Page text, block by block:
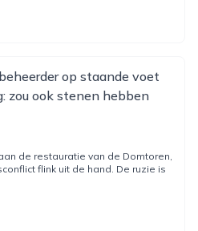
op staande voet
zou ook stenen hebben
de restauratie van de Domtoren,
flink uit de hand. De ruzie is